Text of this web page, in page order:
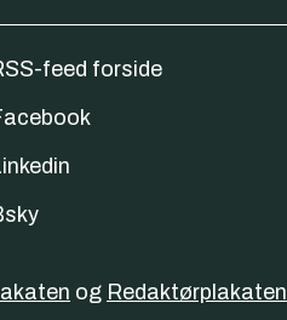
feed forside
og Redaktørplakaten